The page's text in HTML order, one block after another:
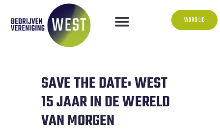
WORD LID
SAVE THE DATE: WEST
15 JAAR IN DE WERELD
VAN MORGEN